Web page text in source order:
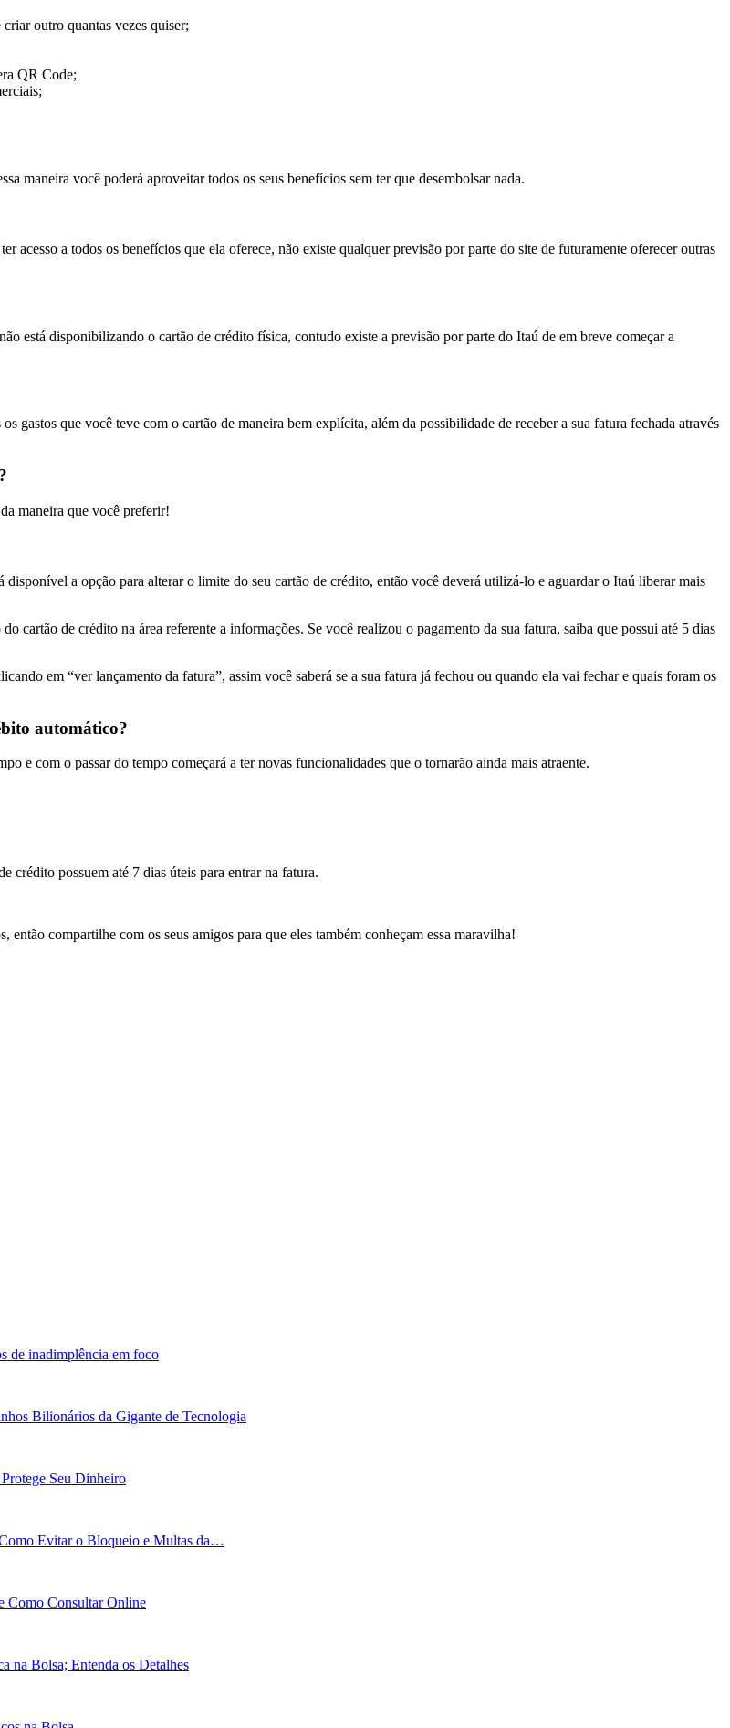
outro quantas vezes quiser;
QR Code;
maneira você poderá aproveitar todos os seus benefícios sem ter que desembolsar nada.
acesso a todos os benefícios que ela oferece, não existe qualquer previsão por parte do site de futuramente oferecer outras
está disponibilizando o cartão de crédito física, contudo existe a previsão por parte do Itaú de em breve começar a
gastos que você teve com o cartão de maneira bem explícita, além da possibilidade de receber a sua fatura fechada através
maneira que você preferir!
a opção para alterar o limite do seu cartão de crédito, então você deverá utilizá-lo e aguardar o Itaú liberar mais
cartão de crédito na área referente a informações. Se você realizou o pagamento da sua fatura, saiba que possui até 5 dias
em “ver lançamento da fatura”, assim você saberá se a sua fatura já fechou ou quando ela vai fechar e quais foram os
automático?
e com o passar do tempo começará a ter novas funcionalidades que o tornarão ainda mais atraente.
crédito possuem até 7 dias úteis para entrar na fatura.
compartilhe com os seus amigos para que eles também conheçam essa maravilha!
de inadimplência em foco
Bilionários da Gigante de Tecnologia
Seu Dinheiro
Evitar o Bloqueio e Multas da…
Como Consultar Online
na Bolsa; Entenda os Detalhes